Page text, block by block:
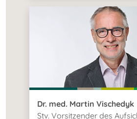
Dr. med. Martin Vischedyk
Stv. Vorsitzender des